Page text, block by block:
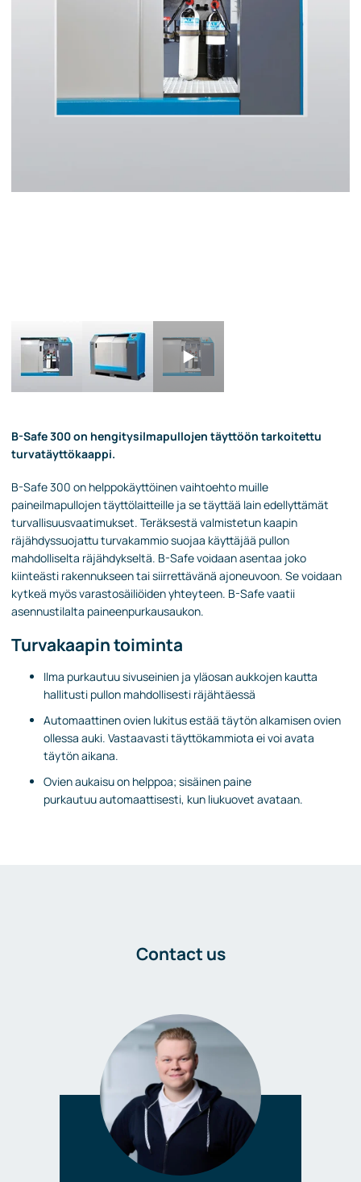
B-Safe 300 on hengitysilmapullojen täyttöön tarkoitettu
turvatäyttökaappi.
B-Safe 300 on helppokäyttöinen vaihtoehto muille
paineilmapullojen täyttölaitteille ja se täyttää lain edellyttämät
turvallisuusvaatimukset. Teräksestä valmistetun kaapin
räjähdyssuojattu turvakammio suojaa käyttäjää pullon
mahdolliselta räjähdykseltä. B-Safe voidaan asentaa joko
kiinteästi rakennukseen tai siirrettävänä ajoneuvoon. Se voidaan
kytkeä myös varastosäiliöiden yhteyteen. B-Safe vaatii
asennustilalta paineenpurkausaukon.
Turvakaapin toiminta
Ilma purkautuu sivuseinien ja yläosan aukkojen kautta
hallitusti pullon mahdollisesti räjähtäessä
Automaattinen ovien lukitus estää täytön alkamisen ovien
ollessa auki. Vastaavasti täyttökammiota ei voi avata
täytön aikana.
Ovien aukaisu on helppoa; sisäinen paine
purkautuu automaattisesti, kun liukuovet avataan.
Contact us